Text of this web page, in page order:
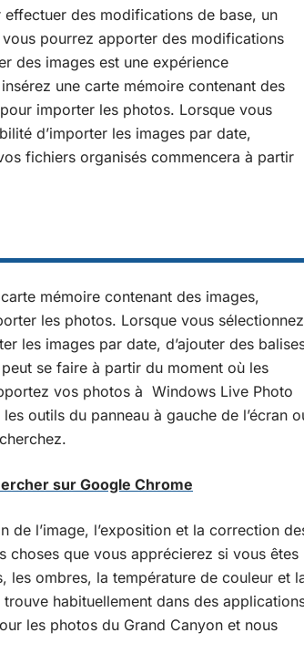
effectuer des modifications de base, un
pourrez apporter des modifications
des images est une expérience
une carte mémoire contenant des
importer les photos. Lorsque vous
d’importer les images par date,
fichiers organisés commencera à partir
mémoire contenant des images,
les photos. Lorsque vous sélectionnez
les images par date, d’ajouter des
se faire à partir du moment où les
vos photos à Windows Live Photo
outils du panneau à gauche de l’écran
sur Google Chrome
l’image, l’exposition et la correction
choses que vous apprécierez si vous êtes
les ombres, la température de couleur et
habituellement dans des
les photos du Grand Canyon et nous